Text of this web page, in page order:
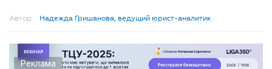
Автор: Надежда Гришанова, ведущий юрист-аналитик
Реклама